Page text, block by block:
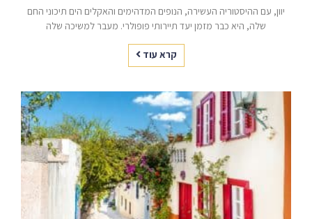
יוון, עם ההיסטוריה העשירה, הנופים המדהימים והאקלים הים תיכוני החם
שלה, היא כבר מזמן יעד תיירותי פופולרי. מעבר למשיכה שלה
קרא עוד